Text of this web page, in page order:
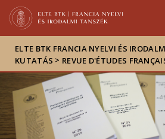
Hírek
ELTE a
ELTE BTK FRANCIA NYELVI ÉS
KUTATÁS > REVUE D'ÉTUDES